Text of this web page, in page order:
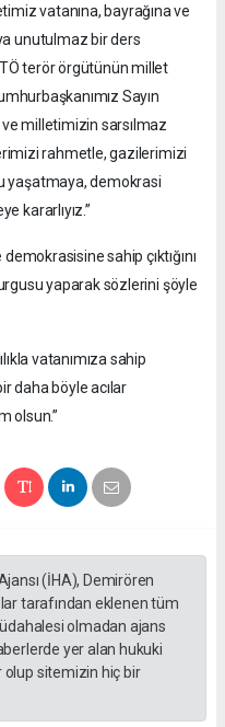
vatanına, bayrağına ve
unutulmaz bir ders
terör örgütünün millet
Sayın
ve milletimizin sarsılmaz
rahmetle, gazilerimizi
yaşatmaya, demokrasi
kararlıyız.”
sahip çıktığını
yaparak sözlerini şöyle
vatanımıza sahip
daha böyle acılar
olsun.”
(İHA), Demirören
tarafından eklenen tüm
olmadan ajans
yer alan hukuki
sitemizin hiç bir